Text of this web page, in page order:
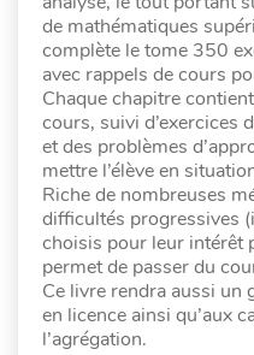
de mathématiques
complète le tome 350
avec rappels de cours
Chaque chapitre
cours, suivi d’exercices
et des problèmes
mettre l’élève en
Riche de nombreuses
difficultés progressives
choisis pour leur intérêt
permet de passer du
Ce livre rendra aussi un
en licence ainsi qu’aux
l’agrégation.